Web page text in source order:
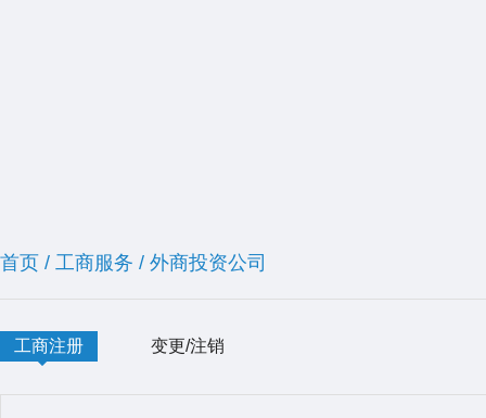
首页 / 工商服务 / 外商投资公司
工商注册 变更/注销